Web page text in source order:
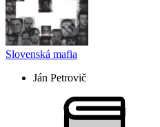
Slovenská mafia
Ján Petrovič